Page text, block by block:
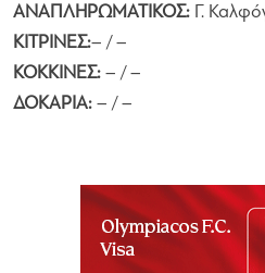
ΑΝΑΠΛΗΡΩΜΑΤΙΚΟΣ: Γ.
ΚΙΤΡΙΝΕΣ:– / –
ΚΟΚΚΙΝΕΣ: – / –
ΔΟΚΑΡΙΑ: – / –